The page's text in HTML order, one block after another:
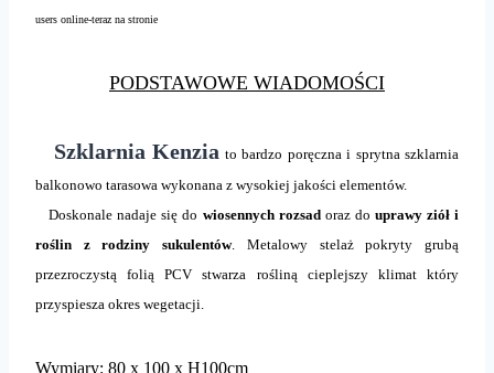
users online-teraz na stronie
PODSTAWOWE WIADOMOŚCI
Szklarnia Kenzia to bardzo poręczna i sprytna szklarnia
balkonowo tarasowa wykonana z wysokiej jakości elementów.
Doskonale nadaje się do wiosennych rozsadoraz do uprawy ziół i
roślin z rodziny sukulentów. Metalowy stelaż pokryty grubą
przezroczystą folią PCV stwarza rośliną cieplejszy klimat który
przyspiesza okres wegetacji.
Wymiary: 80 x 100 x H100cm